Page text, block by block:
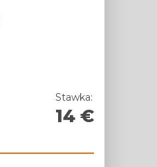
Stawka:
14